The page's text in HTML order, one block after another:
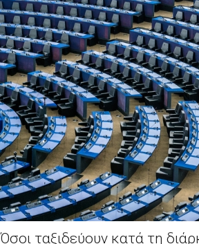
Όσοι ταξιδεύουν κατά τη